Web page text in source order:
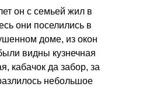
он с семьей жил в
они поселились в
доме, из окон
видны кузнечная
кабачок да забор, за
небольшое